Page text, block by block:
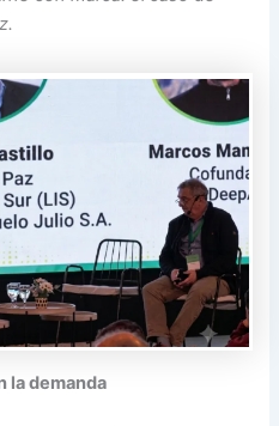
la demanda